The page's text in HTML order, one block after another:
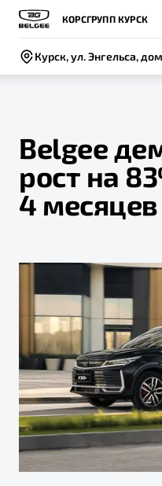
КОРСГРУПП КУРСК
Курск, ул. Энгельса,
Яркий кроссовер
от 2 219 990 ₽*
ВЫБОР И ПОКУПКА
Спецпредложения и Акции
Записаться на тест-драйв
ФИНАНСЫ И УСЛУГИ
Автокредит
Трейд-ин
Страхование
Расчет КАСКО
СЕРВИС
Руководство по
Техническое обслуживание
Калькулятор ТО
ПОДДЕРЖКА
Гарантия Belgee
Belgee Линк
Belgee Клуб
О
СОБЫТИЯ
BELGEE В РОССИИ
О бренде
О дилерском центре
Правовая информация
Belgee
рост на
4 месяцев